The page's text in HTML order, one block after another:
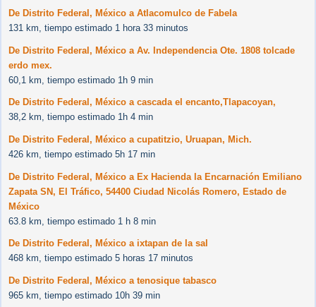
De Distrito Federal, México a Atlacomulco de Fabela
131 km, tiempo estimado 1 hora 33 minutos
De Distrito Federal, México a Av. Independencia Ote. 1808 tolcade
erdo mex.
60,1 km, tiempo estimado 1h 9 min
De Distrito Federal, México a cascada el encanto,Tlapacoyan,
38,2 km, tiempo estimado 1h 4 min
De Distrito Federal, México a cupatitzio, Uruapan, Mich.
426 km, tiempo estimado 5h 17 min
De Distrito Federal, México a Ex Hacienda la Encarnación Emiliano
Zapata SN, El Tráfico, 54400 Ciudad Nicolás Romero, Estado de
México
63.8 km, tiempo estimado 1 h 8 min
De Distrito Federal, México a ixtapan de la sal
468 km, tiempo estimado 5 horas 17 minutos
De Distrito Federal, México a tenosique tabasco
965 km, tiempo estimado 10h 39 min